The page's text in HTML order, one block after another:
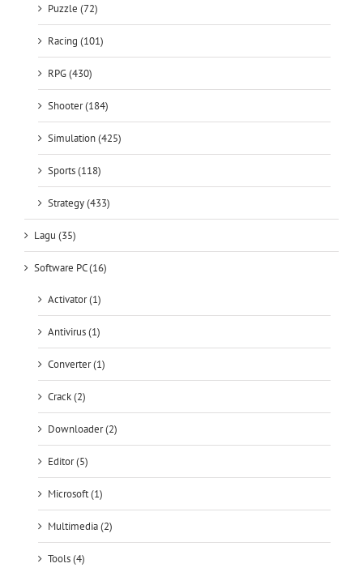
Puzzle (72)
Racing (101)
RPG (430)
Shooter (184)
Simulation (425)
Sports (118)
Strategy (433)
Lagu (35)
Software PC (16)
Activator (1)
Antivirus (1)
Converter (1)
Crack (2)
Downloader (2)
Editor (5)
Microsoft (1)
Multimedia (2)
Tools (4)